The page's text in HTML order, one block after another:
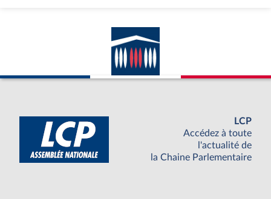
LCP
Accédez à toute
l'actualité de
la Chaine Parlementaire